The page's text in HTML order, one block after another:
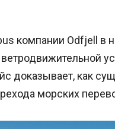
компании Odfjell в
доказывает, как
морских